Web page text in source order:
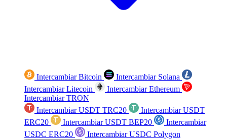
Intercambiar Bitcoin
Intercambiar Solana
Intercambiar Litecoin
Intercambiar Ethereum
Intercambiar TRON
Intercambiar USDT TRC20
Intercambiar USDT
ERC20
Intercambiar USDT BEP20
Intercambiar
USDC ERC20
Intercambiar USDC Polygon